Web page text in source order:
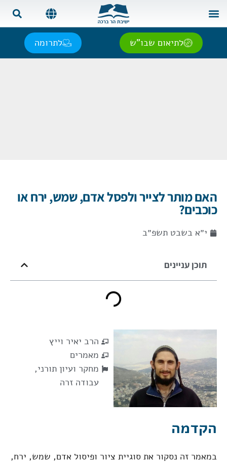
לתיאום שבו"ש לתרומה
האם מותר לצייר ולפסל אדם, שמש, ירח או
כוכבים?
י״א בשבט תשפ״ב
תוכן עניינים
הרב יאיר וייץ
מאמרים
מחקר ועיון תורני,
עבודה זרה
הקדמה
במאמר זה נסקור את סוגיית ציור ופיסול אדם, שמש, ירח,